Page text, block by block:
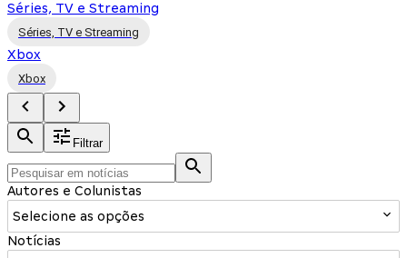
Séries, TV e Streaming
Séries, TV e Streaming
Xbox
Xbox
Filtrar
Autores e Colunistas
Selecione as opções
Notícias